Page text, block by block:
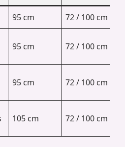
95 cm 72 / 100 cm
95 cm 72 / 100 cm
95 cm 72 / 100 cm
105 cm 72 / 100 cm